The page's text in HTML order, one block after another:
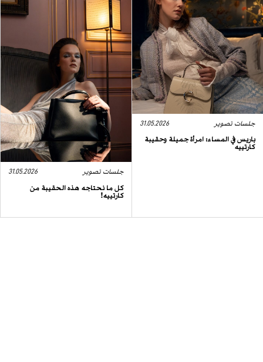
جلسات تصوير 31.05.2026
باريس في المساء: امرأة جميلة وحقيبة
كارتييه
جلسات تصوير 31.05.2026
كل ما نحتاجه هذه الحقيبة من
كارتييه!